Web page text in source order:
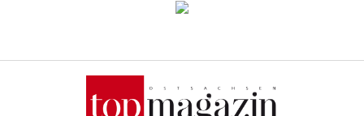
Verkaufsstellen